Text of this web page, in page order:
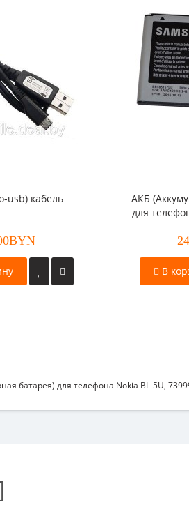
usb) кабель
АКБ
для
В
батарея) для телефона Nokia BL-5U,